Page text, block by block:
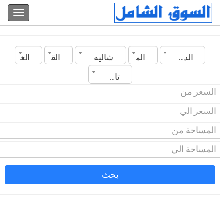
الدولة المدينة شاليه القسم
الغرف
تاريخ الانشاء
بحث